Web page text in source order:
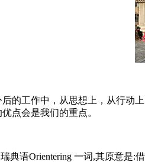
的工作中，从思想上，从行动
点会是我们的重点。
典语Orientering 一词,其原意